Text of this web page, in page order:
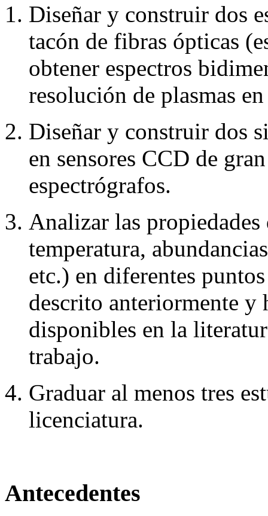
Diseñar y construir dos
tacón de fibras ópticas
obtener espectros
resolución de plasmas
Diseñar y construir dos
en sensores CCD de
espectrógrafos.
Analizar las propiedades
temperatura,
etc.) en diferentes
descrito anteriormente y
disponibles en la
trabajo.
Graduar al menos tres
licenciatura.
Antecedentes